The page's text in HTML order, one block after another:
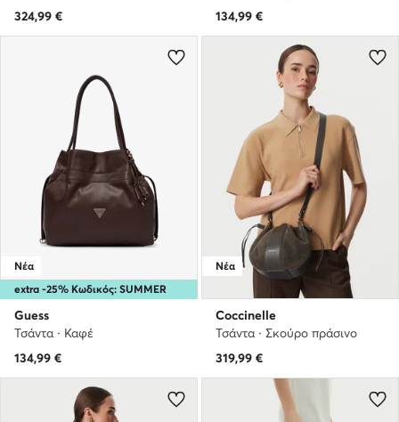
324,99 €
134,99 €
extra -25% Κωδικός: SUMMER
Νέα
Guess
Τσάντα · Καφέ
134,99 €
Νέα
Coccinelle
Τσάντα · Σκούρο πράσινο
319,99 €